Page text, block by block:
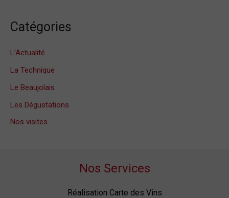
Catégories
L’Actualité
La Technique
Le Beaujolais
Les Dégustations
Nos visites
Nos Services
Réalisation Carte des Vins